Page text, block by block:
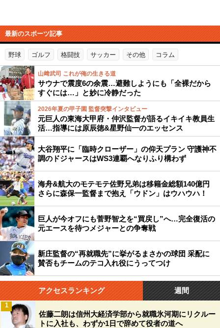
最新のスポーツ記事
野球 ゴルフ 格闘技 サッカー その他 コラム
山﨑武司 これが俺の生きる道
サウナで震度6の余震…避難しようにも「全裸だから
すぐには…」と妙に冷静だった
2026年夏の甲子園 監督突撃インタビュー
元巨人の東海大甲府・仲沢監督が語るイキイキ教員生
活…指導には原辰徳&星野仙一のエッセンス
大谷翔平に「臨時クローザー」の仰天プラン 守護神不
調のドジャースはWS3連覇へなりふり構わず
海舟&航大のモテモテ佐野兄弟は移籍金総額140億円
さらに森保一監督まで抱え「ウドン」はウハウハ！
巨人が今オフにも菅野智之を“買戻し”へ…完全復活の
元エースを待つメジャーとの争奪戦
新庄監督の“再就職先”に挙がるまさかの球団 采配に
賛否もチームのテコ入れ役にうってつけ
アクセスランキング 週間
佐藤二朗は信州大経済学部から就職氷河期にリクルー
トに入社も、わずか1日で辞めて役者の道へ
1